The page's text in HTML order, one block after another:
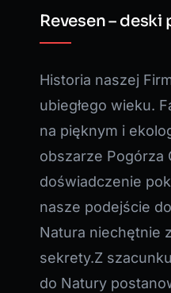
Revesen –
Historia naszej
ubiegłego wieku.
na pięknym i
obszarze Pogórza
doświadczenie
nasze podejście
Natura niechętnie
sekrety.Z
do Natury